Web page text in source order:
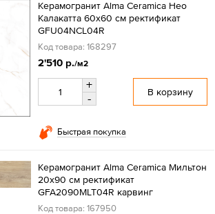
Керамогранит Alma Ceramica Нео
Калакатта 60x60 см ректификат
GFU04NCL04R
Код товара: 168297
2'510 р./м2
+
-
В корзину
Быстрая покупка
Керамогранит Alma Ceramica Мильтон
20x90 см ректификат
GFA2090MLT04R карвинг
Код товара: 167950